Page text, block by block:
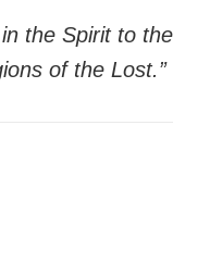
the Spirit to the
of the Lost.”